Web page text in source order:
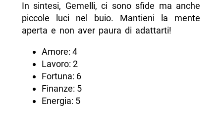
In sintesi, Gemelli, ci sono sfide ma anche
piccole luci nel buio. Mantieni la mente
aperta e non aver paura di adattarti!
Amore: 4
Lavoro: 2
Fortuna: 6
Finanze: 5
Energia: 5